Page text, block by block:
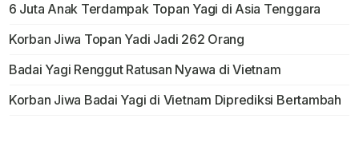
6 Juta Anak Terdampak Topan Yagi di Asia Tenggara
Korban Jiwa Topan Yadi Jadi 262 Orang
Badai Yagi Renggut Ratusan Nyawa di Vietnam
Korban Jiwa Badai Yagi di Vietnam Diprediksi Bertambah